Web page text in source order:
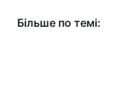
Більше по темі: